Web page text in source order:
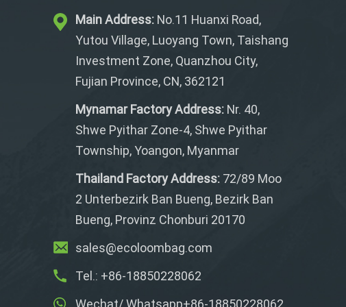
Main Address: No.11 Huanxi Road,
Yutou Village, Luoyang Town, Taishang
Investment Zone, Quanzhou City,
Fujian Province, CN, 362121
Mynamar Factory Address: Nr. 40,
Shwe Pyithar Zone-4, Shwe Pyithar
Township, Yoangon, Myanmar
Thailand Factory Address: 72/89 Moo
2 Unterbezirk Ban Bueng, Bezirk Ban
Bueng, Provinz Chonburi 20170
sales@ecoloombag.com
Tel.: +86-18850228062
Wechat/ Whatsapp+86-18850228062